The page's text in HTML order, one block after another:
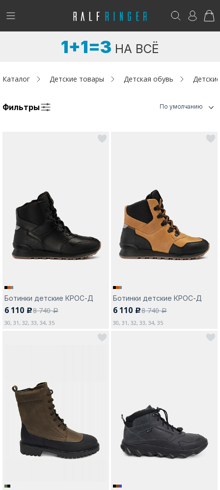
!
Женщинам
Акции / Новости
Адреса магазинов
Да, все верно Изменить город
Возникли вопросы? - club@ralf.ru
1+1=3 НА ВСЁ
Каталог Детские товары Детская обувь
Фильтры По умолчанию
Ботинки детские КРОС-Д
6 110 c8 740a
30, 31, 32, 33, 34, 35
Ботинки детские КРОС-Д
6 110 c8 740a
30, 31, 32, 33, 34, 35